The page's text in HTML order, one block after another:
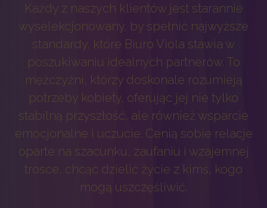
Każdy z naszych klientów jest starannie
wyselekcjonowany, by spełnić najwyższe
standardy, które Biuro Viola stawia w
poszukiwaniu idealnych partnerów. To
mężczyźni, którzy doskonale rozumieją
potrzeby kobiety, oferując jej nie tylko
stabilną przyszłość, ale również wsparcie
emocjonalne i uczucie. Cenią sobie relacje
oparte na szacunku, zaufaniu i wzajemnej
trosce, chcąc dzielić życie z kimś, kogo
mogą uszczęśliwić.